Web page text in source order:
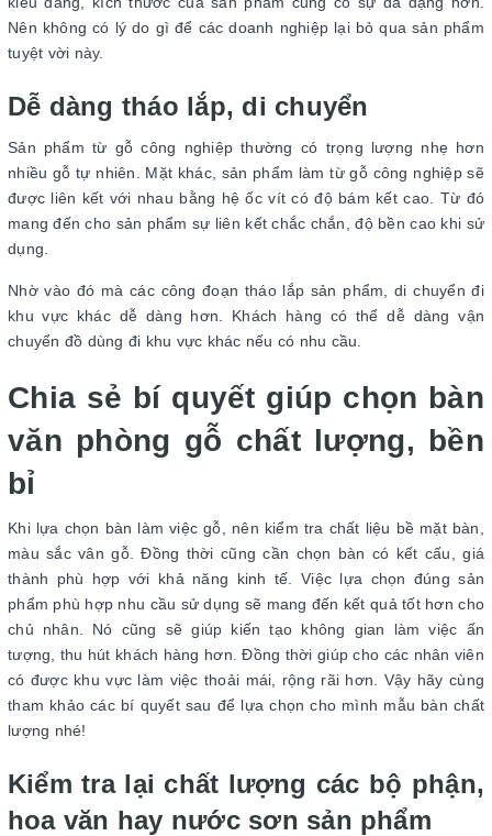
Nên không có lý do gì để các doanh nghiệp lại bỏ qua sản phẩm
tuyệt vời này.
Dễ dàng tháo lắp, di chuyển
Sản phẩm từ gỗ công nghiệp thường có trọng lượng nhẹ hơn
nhiều gỗ tự nhiên. Mặt khác, sản phẩm làm từ gỗ công nghiệp sẽ
được liên kết với nhau bằng hệ ốc vít có độ bám kết cao. Từ đó
mang đến cho sản phẩm sự liên kết chắc chắn, độ bền cao khi sử
dụng.
Nhờ vào đó mà các công đoạn tháo lắp sản phẩm, di chuyển đi
khu vực khác dễ dàng hơn. Khách hàng có thể dễ dàng vận
chuyển đồ dùng đi khu vực khác nếu có nhu cầu.
Chia sẻ bí quyết giúp chọn bàn
văn phòng gỗ chất lượng, bền
bỉ
Khi lựa chọn bàn làm việc gỗ, nên kiểm tra chất liệu bề mặt bàn,
màu sắc vân gỗ. Đồng thời cũng cần chọn bàn có kết cấu, giá
thành phù hợp với khả năng kinh tế. Việc lựa chọn đúng sản
phẩm phù hợp nhu cầu sử dụng sẽ mang đến kết quả tốt hơn cho
chủ nhân. Nó cũng sẽ giúp kiến tạo không gian làm việc ấn
tượng, thu hút khách hàng hơn. Đồng thời giúp cho các nhân viên
có được khu vực làm việc thoải mái, rộng rãi hơn. Vậy hãy cùng
tham khảo các bí quyết sau để lựa chọn cho mình mẫu bàn chất
lượng nhé!
Kiểm tra lại chất lượng các bộ phận,
hoa văn hay nước sơn sản phẩm